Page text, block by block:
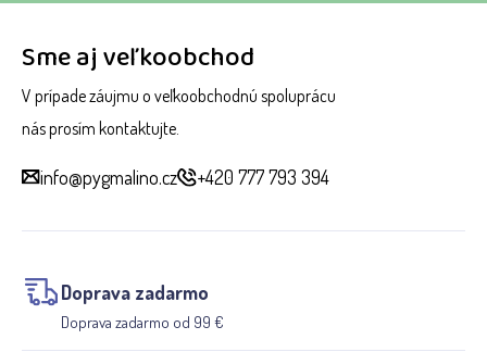
Sme aj veľkoobchod
V prípade záujmu o veľkoobchodnú spoluprácu
nás prosím kontaktujte.
info@pygmalino.cz +420 777 793 394
Doprava zadarmo
Doprava zadarmo od 99 €